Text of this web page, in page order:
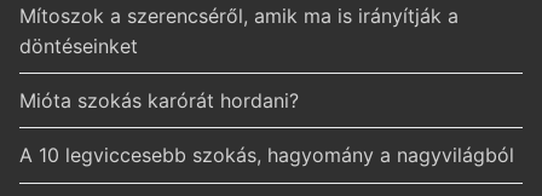
Mítoszok a szerencséről, amik ma is irányítják a
döntéseinket
Mióta szokás karórát hordani?
A 10 legviccesebb szokás, hagyomány a nagyvilágból